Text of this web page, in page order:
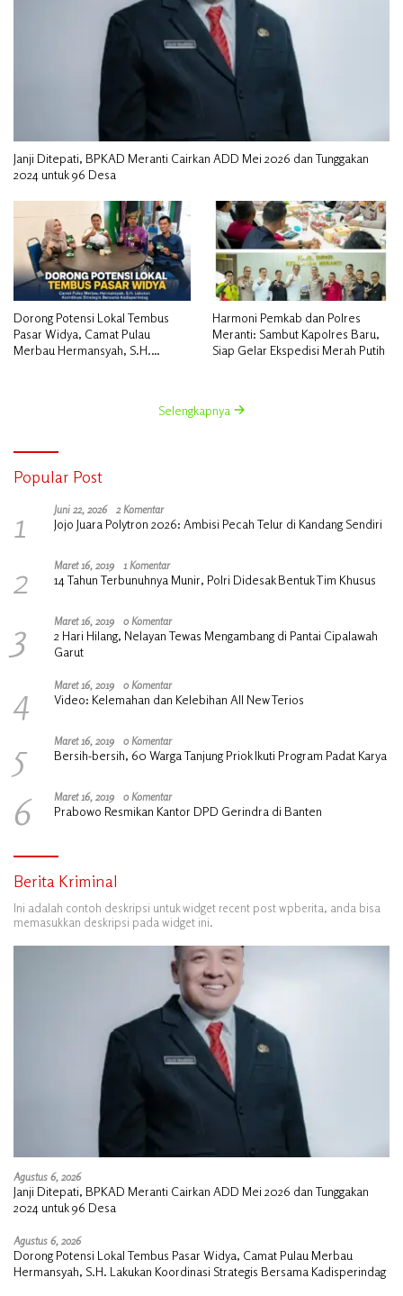
Janji Ditepati, BPKAD Meranti Cairkan ADD Mei 2026 dan Tunggakan
2024 untuk 96 Desa
Dorong Potensi Lokal Tembus
Pasar Widya, Camat Pulau
Merbau Hermansyah, S.H.
Harmoni Pemkab dan Polres
Meranti: Sambut Kapolres Baru,
Siap Gelar Ekspedisi Merah Putih
Selengkapnya
Popular Post
1 Juni 22, 2026 2 Komentar
Jojo Juara Polytron 2026: Ambisi Pecah Telur di Kandang Sendiri
2 Maret 16, 2019 1 Komentar
14 Tahun Terbunuhnya Munir, Polri Didesak Bentuk Tim Khusus
3 Maret 16, 2019 0 Komentar
2 Hari Hilang, Nelayan Tewas Mengambang di Pantai Cipalawah
Garut
4 Maret 16, 2019 0 Komentar
Video: Kelemahan dan Kelebihan All New Terios
5 Maret 16, 2019 0 Komentar
Bersih-bersih, 60 Warga Tanjung Priok Ikuti Program Padat Karya
6 Maret 16, 2019 0 Komentar
Prabowo Resmikan Kantor DPD Gerindra di Banten
Berita Kriminal
Ini adalah contoh deskripsi untuk widget recent post wpberita, anda bisa
memasukkan deskripsi pada widget ini.
Agustus 6, 2026
Janji Ditepati, BPKAD Meranti Cairkan ADD Mei 2026 dan Tunggakan
2024 untuk 96 Desa
Agustus 6, 2026
Dorong Potensi Lokal Tembus Pasar Widya, Camat Pulau Merbau
Hermansyah, S.H. Lakukan Koordinasi Strategis Bersama Kadisperindag